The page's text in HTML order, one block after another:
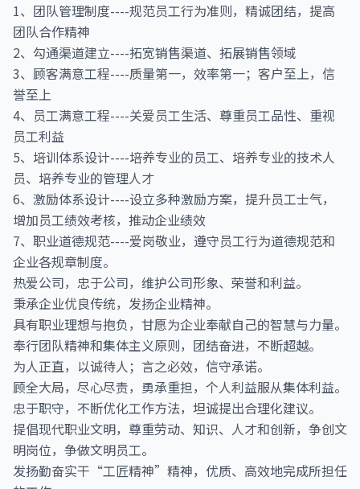
1、团队管理制度----规范员工行为准则，精诚团结，提高
团队合作精神
2、勾通渠道建立----拓宽销售渠道、拓展销售领域
3、顾客满意工程----质量第一，效率第一；客户至上，信
誉至上
4、员工满意工程----关爱员工生活、尊重员工品性、重视
员工利益
5、培训体系设计----培养专业的员工、培养专业的技术人
员、培养专业的管理人才
6、激励体系设计----设立多种激励方案，提升员工士气，
增加员工绩效考核，推动企业绩效
7、职业道德规范----爱岗敬业，遵守员工行为道德规范和
企业各规章制度。
热爱公司，忠于公司，维护公司形象、荣誉和利益。
秉承企业优良传统，发扬企业精神。
具有职业理想与抱负，甘愿为企业奉献自己的智慧与力量。
奉行团队精神和集体主义原则，团结奋进，不断超越。
为人正直，以诚待人；言之必效，信守承诺。
顾全大局，尽心尽责，勇承重担，个人利益服从集体利益。
忠于职守，不断优化工作方法，坦诚提出合理化建议。
提倡现代职业文明，尊重劳动、知识、人才和创新，争创文
明岗位，争做文明员工。
发扬勤奋实干“工匠精神”精神，优质、高效地完成所担任